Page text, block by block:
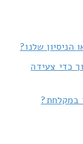
שלנו?
כדי צעידה
במקלחת?